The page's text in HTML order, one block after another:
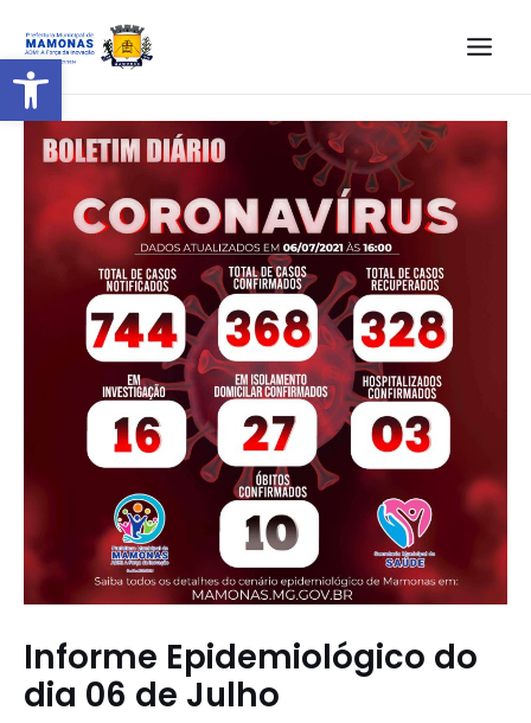
Barra de Ferramentas Aberta
Informe Epidemiológico do
dia 06 de Julho